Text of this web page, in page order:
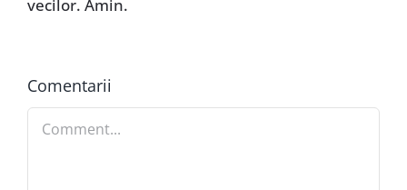
vecilor. Amin.
Comentarii
Comment